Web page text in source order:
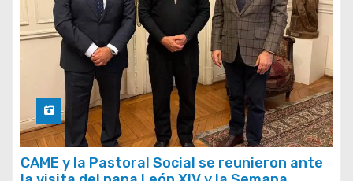
CAME y la Pastoral Social se reunieron ante